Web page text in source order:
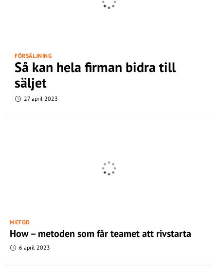
FÖRSÄLJNING
Så kan hela firman bidra till
säljet
27 april 2023
METOD
How – metoden som får teamet att rivstarta
6 april 2023